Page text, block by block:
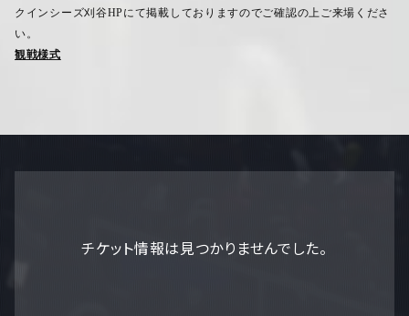
クインシーズ刈谷HPにて掲載しておりますのでご確認の上ご来場くださ
い。
観戦様式
チケット情報は見つかりませんでした。